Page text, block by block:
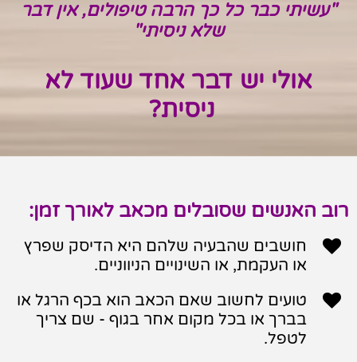
"עשיתי כבר כל כך הרבה טיפולים, אין דבר
שלא ניסיתי"
אולי יש דבר אחד שעוד לא
ניסית?
רוב האנשים שסובלים מכאב לאורך זמן:

חושבים שהבעיה שלהם היא הדיסק שפרץ
או העקמת, או השינויים הניווניים.

טועים לחשוב שאם הכאב הוא בכף הרגל או
בברך או בכל מקום אחר בגוף - שם צריך
לטפל.